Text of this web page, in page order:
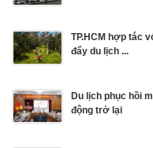
TP.HCM hợp tác
đẩy du lịch ...
Du lịch phục hồi
động trở lại